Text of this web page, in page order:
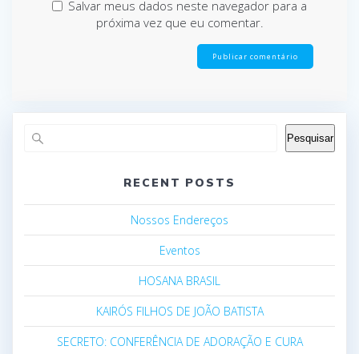
Salvar meus dados neste navegador para a
próxima vez que eu comentar.
Pesquisar
RECENT POSTS
Nossos Endereços
Eventos
HOSANA BRASIL
KAIRÓS FILHOS DE JOÃO BATISTA
SECRETO: CONFERÊNCIA DE ADORAÇÃO E CURA